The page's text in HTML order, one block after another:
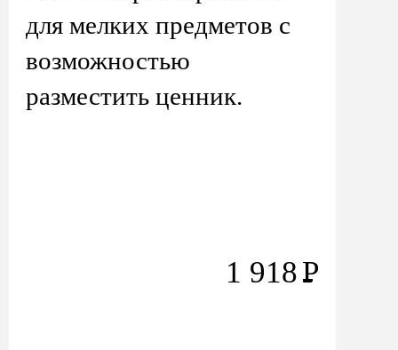
для мелких предметов с
возможностью
разместить ценник.
1 918Р